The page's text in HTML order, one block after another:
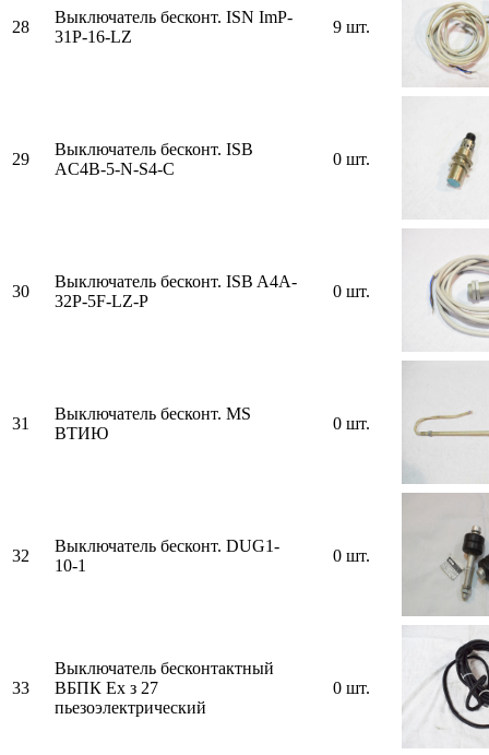
28
Выключатель бесконт. ISN ImP-
31P-16-LZ
9 шт.
29
Выключатель бесконт. ISВ
AC4В-5-N-S4-C
0 шт.
30
Выключатель бесконт. ISB A4A-
32P-5F-LZ-P
0 шт.
31
Выключатель бесконт. MS
ВТИЮ
0 шт.
32
Выключатель бесконт. DUG1-
10-1
0 шт.
33
Выключатель бесконтактный
ВБПК Ех з 27
пьезоэлектрический
0 шт.